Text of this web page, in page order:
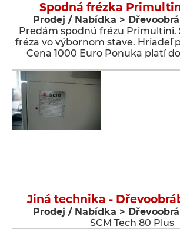
Spodná frézka
Prodej / Nabídka >
Predám spodnú frézu Primultini.
fréza vo výbornom stave. Hriadeľ
Cena 1000 Euro Ponuka platí
Jiná technika -
Prodej / Nabídka >
SCM Tech 80 Plus